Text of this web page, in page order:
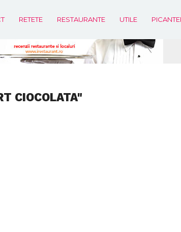
RETETE RESTAURANTE UTILE
CIOCOLATA"